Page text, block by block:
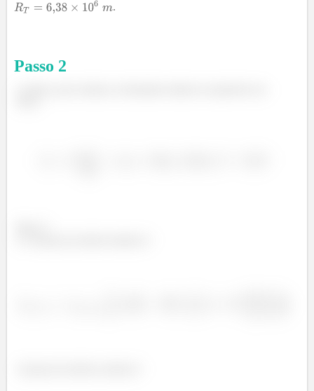
.
Passo 2